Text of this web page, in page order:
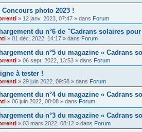
Concours photo 2023 !
» 12 janv. 2023, 07:47 » dans Forum
du n°6 de "Cadrans solaires
» 01 déc. 2022, 14:17 » dans Forum
du n°5 du magazine « Cadrans
» 06 sept. 2022, 13:53 » dans Forum
à tester !
» 29 juin 2022, 09:58 » dans Forum
du n°4 du magazine « Cadrans
» 06 juin 2022, 08:08 » dans Forum
du n°3 du magazine « Cadrans
» 03 mars 2022, 08:12 » dans Forum